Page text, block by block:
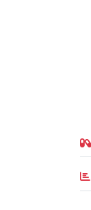
Kültür
Ne